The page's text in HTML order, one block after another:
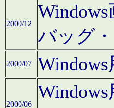
2000/12
バッグ
2000/07
2000/06